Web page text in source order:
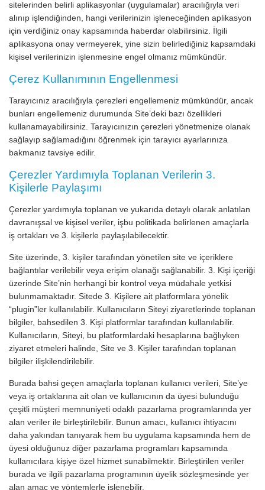
sitelerinden belirli aplikasyonlar (uygulamalar) aracılığıyla veri
alınıp işlendiğinden, hangi verilerinizin işleneceğinden aplikasyon
için verdiğiniz onay kapsamında haberdar olabilirsiniz. İlgili
aplikasyona onay vermeyerek, yine sizin belirlediğiniz kapsamdaki
kişisel verilerinizin işlenmesine engel olmanız mümkündür.
Çerez Kullanımının Engellenmesi
Tarayıcınız aracılığıyla çerezleri engellemeniz mümkündür, ancak
bunları engellemeniz durumunda Site’deki bazı özellikleri
kullanamayabilirsiniz. Tarayıcınızın çerezleri yönetmenize olanak
sağlayıp sağlamadığını öğrenmek için tarayıcı ayarlarınıza
bakmanız tavsiye edilir.
Çerezler Yardımıyla Toplanan Verilerin 3.
Kişilerle Paylaşımı
Çerezler yardımıyla toplanan ve yukarıda detaylı olarak anlatılan
davranışsal ve kişisel veriler, işbu politikada belirlenen amaçlarla
iş ortakları ve 3. kişilerle paylaşılabilecektir.
Site üzerinde, 3. kişiler tarafından yönetilen site ve içeriklere
bağlantılar verilebilir veya erişim olanağı sağlanabilir. 3. Kişi içeriği
üzerinde Site’nin herhangi bir kontrol veya müdahale yetkisi
bulunmamaktadır. Sitede 3. Kişilere ait platformlara yönelik
“plugin”ler kullanılabilir. Kullanıcıların Siteyi ziyaretlerinde toplanan
bilgiler, bahsedilen 3. Kişi platformlar tarafından kullanılabilir.
Kullanıcıların, Siteyi, bu platformlardaki hesaplarına bağlıyken
ziyaret etmeleri halinde, Site ve 3. Kişiler tarafından toplanan
bilgiler ilişkilendirilebilir.
Burada bahsi geçen amaçlarla toplanan kullanıcı verileri, Site’ye
veya iş ortaklarına ait olan ve kullanıcının da üyesi bulunduğu
çeşitli müşteri memnuniyeti odaklı pazarlama programlarında yer
alan veriler ile birleştirilebilir. Bunun amacı, kullanıcı ihtiyacını
daha yakından tanıyarak hem bu uygulama kapsamında hem de
üyesi olduğunuz diğer pazarlama programları kapsamında
kullanıcılara kişiye özel hizmet sunabilmektir. Birleştirilen veriler
burada ve ilgili pazarlama programının üyelik sözleşmesinde yer
alan amaç ve yöntemlerle işlenebilir.